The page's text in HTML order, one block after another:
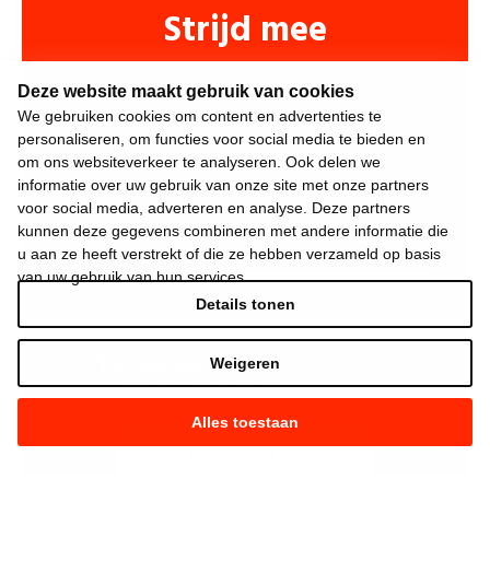
Deze website maakt gebruik van cookies
We gebruiken cookies om content en advertenties te
personaliseren, om functies voor social media te bieden en
om ons websiteverkeer te analyseren. Ook delen we
informatie over uw gebruik van onze site met onze partners
voor social media, adverteren en analyse. Deze partners
kunnen deze gegevens combineren met andere informatie die
u aan ze heeft verstrekt of die ze hebben verzameld op basis
van uw gebruik van hun services.
Alles toestaan
Weigeren
Details tonen
Strijd mee
Ik aanvaard de
gebruiksvoorwaarden*